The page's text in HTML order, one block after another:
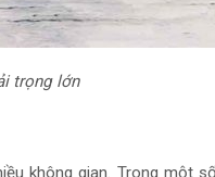
trọng lớn
không gian. Trong một